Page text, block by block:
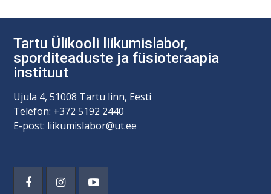
Tartu Ülikooli liikumislabor,
sporditeaduste ja füsioteraapia
instituut
Ujula 4, 51008 Tartu linn, Eesti
Telefon: +372 5192 2440
E-post: liikumislabor@ut.ee